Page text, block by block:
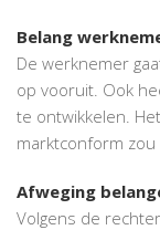
Belang
De werknemer
op vooruit. Ook
te ontwikkelen.
marktconform zou
Afweging
Volgens de